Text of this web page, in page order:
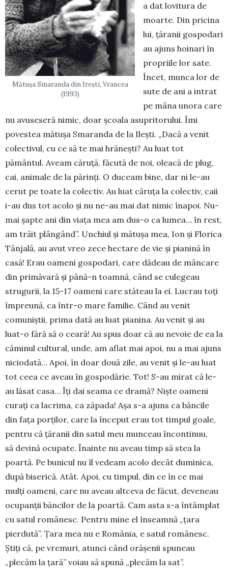
Mătușa Smaranda din Irești, Vrancea
(1993)
a dat lovitura de
moarte. Din pricina
lui, țăranii gospodari
au ajuns hoinari în
propriile lor sate.
Încet, munca lor de
sute de ani a intrat
pe mâna unora care
nu avuseseră nimic, doar școala asupritorului. Îmi
povestea mătușa Sma­randa de la Ilești. „Dacă a venit
colectivul, cu ce să te mai hrănești? Au luat tot
pământul. Aveam căruță, făcută de noi, oleacă de plug,
cai, animale de la părinți. O duceam bine, dar ni le-au
cerut pe toate la colectiv. Au luat căruța la colectiv, caii
i-au dus tot acolo și nu ne-au mai dat nimic înapoi. Nu­
mai șapte ani din viața mea am dus-o ca lumea… în rest,
am trăit plângând”. Unchiul și mătușa mea, Ion și Florica
Tânjală, au avut vreo zece hectare de vie și pianină în
casă! Erau oameni gospodari, care dă­deau de mâncare
din primăvară și până-n toamnă, când se culegeau
strugurii, la 15-17 oameni care stă­teau la ei. Lucrau toți
împreună, ca într-o mare familie. Când au venit
comuniștii, prima dată au luat pianina. Au venit și au
luat-o fără să o ceară! Au spus doar că au nevoie de ea la
căminul cultural, unde, am aflat mai apoi, nu a mai ajuns
niciodată… Apoi, în doar două zile, au venit și le-au luat
tot ceea ce aveau în gospodărie. Tot! S-au mirat că le-
au lăsat casa… Îți dai seama ce dramă? Niște oameni
curați ca lacrima, ca zăpada! Așa s-a ajuns ca băncile
din fața porților, care la început erau tot timpul goale,
pentru că țăranii din satul meu munceau încontinuu,
să devină ocupate. Înainte nu aveau timp să stea la
poartă. Pe bunicul nu îl vedeam acolo decât duminica,
după biserică. Atât. Apoi, cu timpul, din ce în ce mai
mulți oameni, care nu aveau altceva de făcut, deveneau
ocupanții băncilor de la poartă. Cam asta s-a întâmplat
cu satul românesc. Pentru mine el înseamnă „țara
pierdută”. Țara mea nu e România, e satul românesc.
Știți că, pe vremuri, atunci când orășenii spu­neau
„plecăm la țară” voiau să spună „ple­căm la sat”.